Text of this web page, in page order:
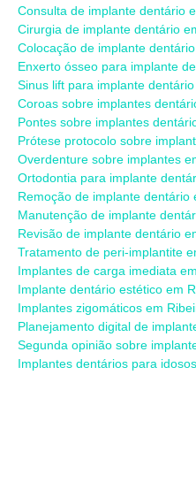
Consulta de implante dentário
Cirurgia de implante dentário
Colocação de implante
Enxerto ósseo para implante
Sinus lift para implante
Coroas sobre implantes
Pontes sobre implantes
Prótese protocolo sobre
Overdenture sobre implantes
Ortodontia para implante
Remoção de implante dentário
Manutenção de implante
Revisão de implante dentário
Tratamento de peri-implantite
Implantes de carga imediata
Implante dentário estético em
Implantes zigomáticos em
Planejamento digital de
Segunda opinião sobre
Implantes dentários para